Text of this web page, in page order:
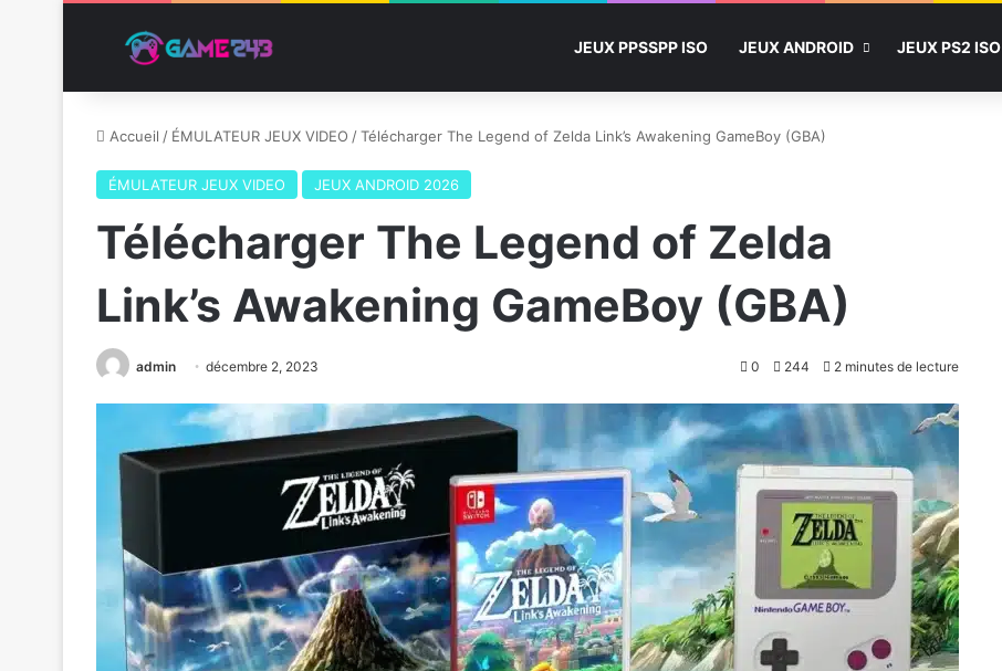
JEUX PPSSPP ISO JEUX ANDROID JEUX PS2 ISO
Accueil / ÉMULATEUR JEUX VIDEO /Télécharger The Legend of Zelda Link’s Awakening GameBoy (GBA)
ÉMULATEUR JEUX VIDEO JEUX ANDROID 2026
Télécharger The Legend of Zelda
Link’s Awakening GameBoy (GBA)
admin décembre 2, 2023 0 244 2 minutes de lecture